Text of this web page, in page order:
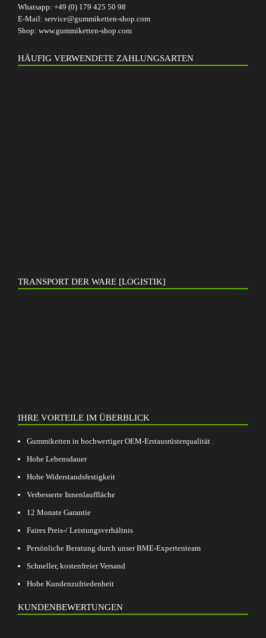
Whatsapp: +49 (0) 179 425 50 98
E-Mail: service@gummiketten-shop.com
Shop: www.gummiketten-shop.com
HÄUFIG VERWENDETE ZAHLUNGSARTEN
TRANSPORT DER WARE [LOGISTIK]
IHRE VORTEILE IM ÜBERBLICK
Gummiketten in hochwertiger OEM-Erstausrüsterqualität
Hohe Lebensdauer
Hohe Widerstandsfestigkeit
Verbesserte Innenlauffläche
12 Monate Garantie
Faires Preis-/ Leistungsverhältnis
Persönliche Beratung durch unser BME-Expertenteam
Schneller, kostenfreier Versand
Hohe Kundenzufriedenheit
KUNDENBEWERTUNGEN